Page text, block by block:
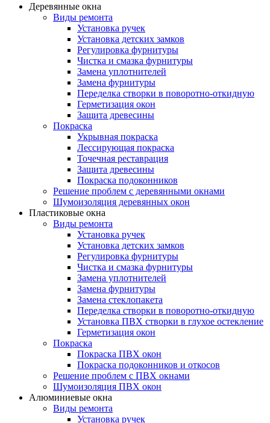
Деревянные окна
Виды ремонта
Установка ручек
Установка детских замков
Регулировка фурнитуры
Чистка и смазка фурнитуры
Замена уплотнителей
Замена фурнитуры
Переделка створки в поворотно-откидную
Герметизация окон
Защита древесины
Покраска
Укрывная покраска
Лессирующая покраска
Точечная реставрация
Защита древесины
Покраска подоконников
Решение проблем с деревянными окнами
Шумоизоляция деревянных окон
Пластиковые окна
Виды ремонта
Установка ручек
Установка детских замков
Регулировка фурнитуры
Чистка и смазка фурнитуры
Замена уплотнителей
Замена фурнитуры
Замена стеклопакета
Переделка створки в поворотно-откидную
Установка ПВХ створки в глухое остекление
Герметизация окон
Покраска
Покраска ПВХ окон
Покраска подоконников и откосов
Решение проблем с ПВХ окнами
Шумоизоляция ПВХ окон
Алюминиевые окна
Виды ремонта
Установка ручек